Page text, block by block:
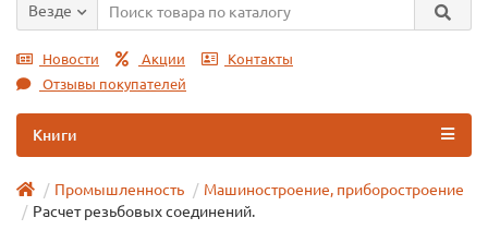
Везде
Новости Акции
Контакты
Отзывы покупателей
Книги
Промышленность
Машиностроение, приборостроение
Расчет резьбовых соединений.